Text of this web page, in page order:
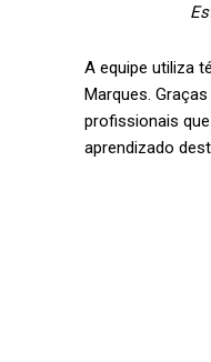
A equipe utiliza
Marques.
profissionais
aprendizado